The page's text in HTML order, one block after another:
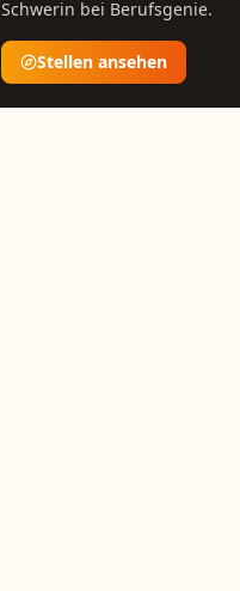
Schwerin bei Berufsgenie.
Stellen ansehen